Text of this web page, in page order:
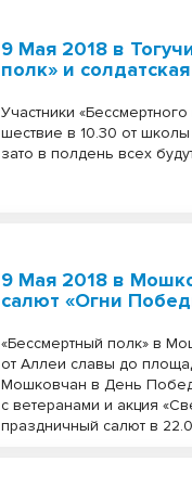
9 Мая 2018 в
полк» и
Участники
шествие в 10.30 от
зато в полдень всех
9 Мая 2018 в
салют «Огни
«Бессмертный полк» в
от Аллеи славы до
Мошковчан в День
с ветеранами и акция
праздничный салют в